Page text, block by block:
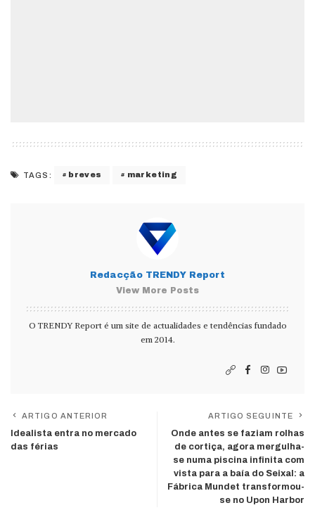
TAGS: breves marketing
Redacção TRENDY Report
View More Posts
O TRENDY Report é um site de actualidades e tendências fundado
em 2014.
ARTIGO ANTERIOR
Idealista entra no mercado
das férias
ARTIGO SEGUINTE
Onde antes se faziam rolhas
de cortiça, agora mergulha-
se numa piscina infinita com
vista para a baía do Seixal: a
Fábrica Mundet transformou-
se no Upon Harbor